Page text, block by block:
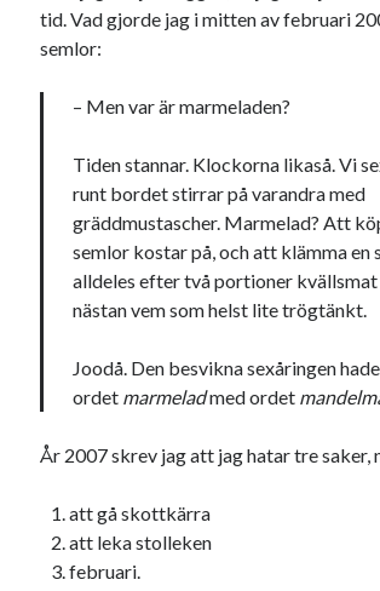
tid. Vad gjorde jag i mitten av februari
semlor:
– Men var är marmeladen?
Tiden stannar. Klockorna likaså. Vi
runt bordet stirrar på varandra med
gräddmustascher. Marmelad? Att
semlor kostar på, och att klämma en
alldeles efter två portioner kvällsmat
nästan vem som helst lite trögtänkt.
Joodå. Den besvikna sexåringen
ordet marmeladmed ordet
År 2007 skrev jag att jag hatar tre saker,
att gå skottkärra
att leka stolleken
februari.